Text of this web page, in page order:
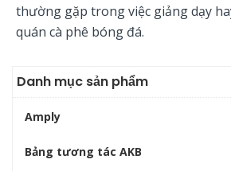
Danh mục sản phẩm
Amply
Bảng tương tác AKB
thường gặp trong việc giảng dạy
quán cà phê bóng đá.